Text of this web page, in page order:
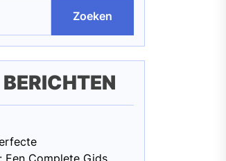
Zoeken
Een Complete Gids